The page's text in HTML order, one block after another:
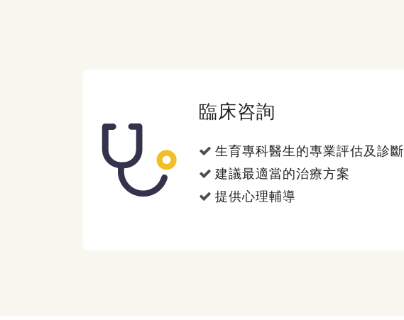
臨床咨詢
生育專科醫生的專業評估及診斷
建議最適當的治療方案
提供心理輔導